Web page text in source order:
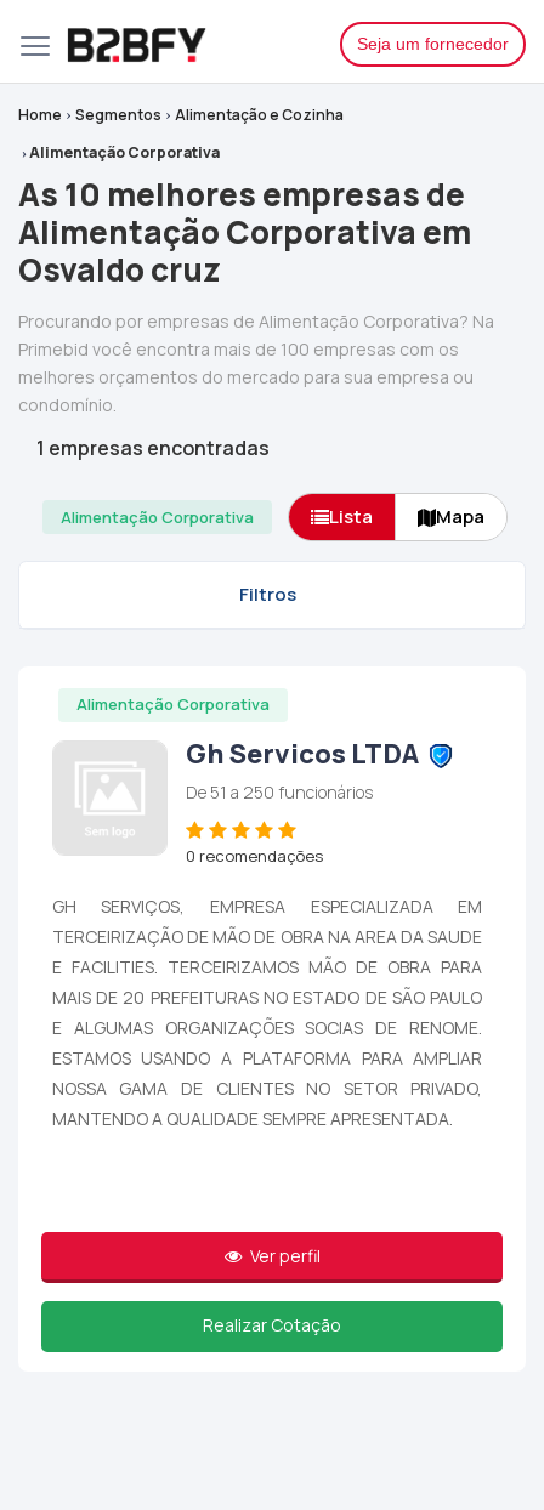
Seja um fornecedor
Home Segmentos
Alimentação e Cozinha
Alimentação Corporativa
As 10 melhores empresas de
Alimentação Corporativa em
Osvaldo cruz
Procurando por empresas de Alimentação Corporativa? Na
Primebid você encontra mais de 100 empresas com os
melhores orçamentos do mercado para sua empresa ou
condomínio.
1 empresas encontradas
Alimentação Corporativa Lista Mapa
Filtros
Alimentação Corporativa
Gh Servicos LTDA
De 51 a 250 funcionários
0 recomendações
GH SERVIÇOS, EMPRESA ESPECIALIZADA EM
TERCEIRIZAÇÃO DE MÃO DE OBRA NA AREA DA SAUDE
E FACILITIES. TERCEIRIZAMOS MÃO DE OBRA PARA
MAIS DE 20 PREFEITURAS NO ESTADO DE SÃO PAULO
E ALGUMAS ORGANIZAÇÕES SOCIAS DE RENOME.
ESTAMOS USANDO A PLATAFORMA PARA AMPLIAR
NOSSA GAMA DE CLIENTES NO SETOR PRIVADO,
MANTENDO A QUALIDADE SEMPRE APRESENTADA.
Ver perfil
Realizar Cotação